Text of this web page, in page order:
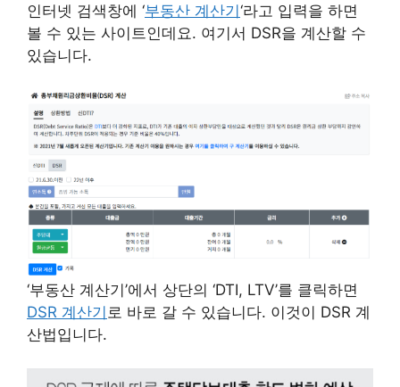
인터넷 검색창에 ‘부동산 계산기‘라고 입력을 하면
볼 수 있는 사이트인데요. 여기서 DSR을 계산할 수
있습니다.
‘부동산 계산기’에서 상단의 ‘DTI, LTV’를 클릭하면
DSR 계산기 로 바로 갈 수 있습니다. 이것이 DSR 계
산법입니다.